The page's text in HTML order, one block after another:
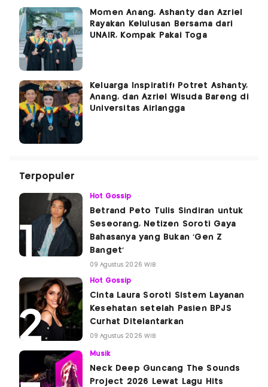
Momen Anang, Ashanty dan Azriel
Rayakan Kelulusan Bersama dari
UNAIR, Kompak Pakai Toga
Keluarga Inspiratif! Potret Ashanty,
Anang, dan Azriel Wisuda Bareng di
Universitas Airlangga
Terpopuler
Hot Gossip
Betrand Peto Tulis Sindiran untuk
Seseorang, Netizen Soroti Gaya
Bahasanya yang Bukan 'Gen Z
Banget'
09 Agustus 2026 WIB
Hot Gossip
Cinta Laura Soroti Sistem Layanan
Kesehatan setelah Pasien BPJS
Curhat Ditelantarkan
09 Agustus 2026 WIB
Musik
Neck Deep Guncang The Sounds
Project 2026 Lewat Lagu Hits